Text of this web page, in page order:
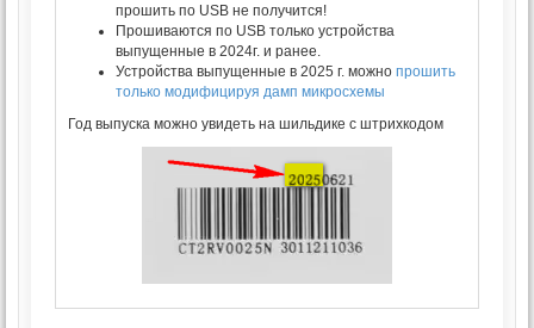
прошить по USB не получится!
Прошиваются по USB только устройства
выпущенные в 2024г. и ранее.
Устройства выпущенные в 2025 г. можно прошить
только модифицируя дамп микросхемы
Год выпуска можно увидеть на шильдике с штрихкодом